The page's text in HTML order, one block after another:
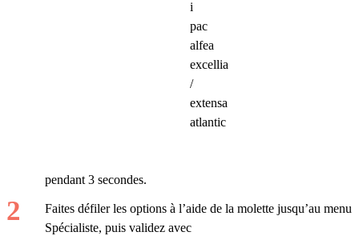
pendant 3 secondes.
Faites défiler les options à l’aide de la molette jusqu’au menu
Spécialiste, puis validez avec